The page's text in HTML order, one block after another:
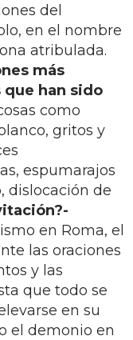
del
en el nombre
atribulada.
más
que han sido
como
gritos y
espumarajos
dislocación de
-
en Roma, el
las oraciones
y las
que todo se
en su
el demonio en